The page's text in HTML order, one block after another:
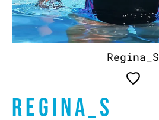
Regina_S
REGINA_S